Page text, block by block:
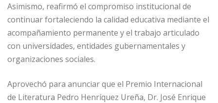
Asimismo, reafirmó el compromiso institucional de
continuar fortaleciendo la calidad educativa mediante el
acompañamiento permanente y el trabajo articulado
con universidades, entidades gubernamentales y
organizaciones sociales.
Aprovechó para anunciar que el Premio Internacional
de Literatura Pedro Henríquez Ureña, Dr. José Enrique